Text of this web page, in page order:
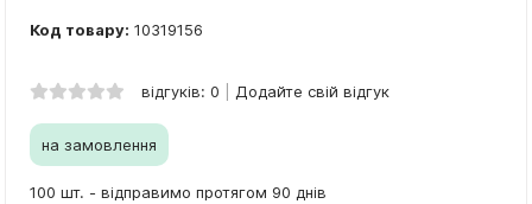
Код товару: 10319156
відгуків: 0 Додайте свій відгук
на замовлення
100 шт. - відправимо протягом 90 днів